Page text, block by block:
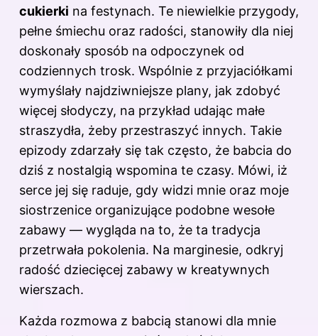
cukierki na festynach. Te niewielkie przygody,
pełne śmiechu oraz radości, stanowiły dla niej
doskonały sposób na odpoczynek od
codziennych trosk. Wspólnie z przyjaciółkami
wymyślały najdziwniejsze plany, jak zdobyć
więcej słodyczy, na przykład udając małe
straszydła, żeby przestraszyć innych. Takie
epizody zdarzały się tak często, że babcia do
dziś z nostalgią wspomina te czasy. Mówi, iż
serce jej się raduje, gdy widzi mnie oraz moje
siostrzenice organizujące podobne wesołe
zabawy — wygląda na to, że ta tradycja
przetrwała pokolenia. Na marginesie, odkryj
radość dziecięcej zabawy w kreatywnych
wierszach.
Każda rozmowa z babcią stanowi dla mnie